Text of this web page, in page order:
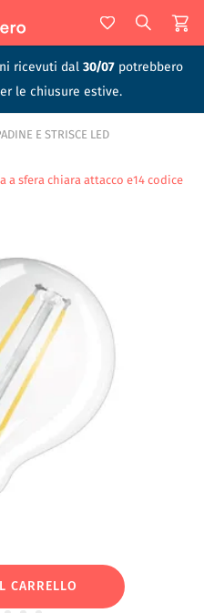
ricevuti dal 30/07 potrebbero
le chiusure estive.
E STRISCE LED
sfera chiara attacco e14 codice
CARRELLO